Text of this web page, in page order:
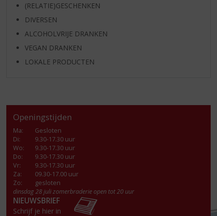
(RELATIE)GESCHENKEN
DIVERSEN
ALCOHOLVRIJE DRANKEN
VEGAN DRANKEN
LOKALE PRODUCTEN
Openingstijden
Ma:
Gesloten
Di:
9.30-17.30 uur
Wo:
9.30-17.30 uur
Do:
9.30-17.30 uur
Vr:
9.30-17.30 uur
Za:
09.30-17.00 uur
Zo:
gesloten
dinsdag 28 juli zomerbraderie open tot 20 uur
NIEUWSBRIEF
Schrijf je hier in